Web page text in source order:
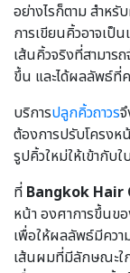
อย่างไรก็ตาม สำห
การเขียนคิ้วอาจเป็
เส้นคิ้วจริงที่สามาร
ขึ้น และได้ผลลัพธ์ที่
บริการปลูกคิ้วถาวร
ต้องการปรับโครง
รูปคิ้วใหม่ให้เข้ากับ
ที่ Bangkok Hair
หน้า องศาการขึ้นข
เพื่อให้ผลลัพธ์มีคว
เส้นผมที่มีลักษณะใ